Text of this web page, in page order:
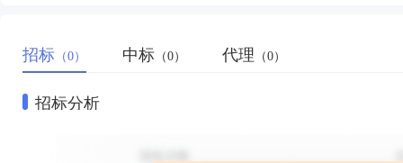
招标 （0） 中标 （0） 代理 （0）
招标分析